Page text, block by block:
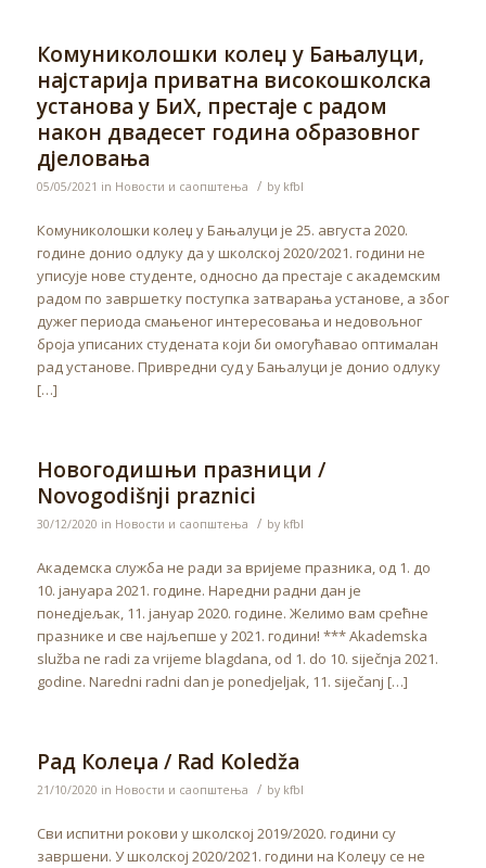
Комуниколошки колеџ у Бањалуци,
најстарија приватна високошколска
установа у БиХ, престаје с радом
након двадесет година образовног
дјеловања
05/05/2021 in Новости и саопштења / by kfbl
Комуниколошки колеџ у Бањалуци је 25. августа 2020.
године донио одлуку да у школској 2020/2021. години не
уписује нове студенте, односно да престаје с академским
радом по завршетку поступка затварања установе, а због
дужег периода смањеног интересовања и недовољног
броја уписаних студената који би омогућавао оптималан
рад установе. Привредни суд у Бањалуци је донио одлуку
[…]
Новогодишњи празници /
Novogodišnji praznici
30/12/2020 in Новости и саопштења / by kfbl
Академска служба не ради за вријеме празника, од 1. до
10. јануара 2021. године. Наредни радни дан је
понедјељак, 11. јануар 2020. године. Желимо вам срећне
празнике и све најљепше у 2021. години! *** Akademska
služba ne radi za vrijeme blagdana, od 1. do 10. siječnja 2021.
godine. Naredni radni dan je ponedjeljak, 11. siječanj […]
Рад Колеџа / Rad Koledža
21/10/2020 in Новости и саопштења / by kfbl
Сви испитни рокови у школској 2019/2020. години су
завршени. У школској 2020/2021. години на Колеџу се не